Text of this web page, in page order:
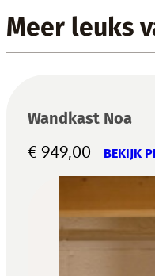
Meer leuks
Wandkast Noa
€ 949,00 BEKIJK